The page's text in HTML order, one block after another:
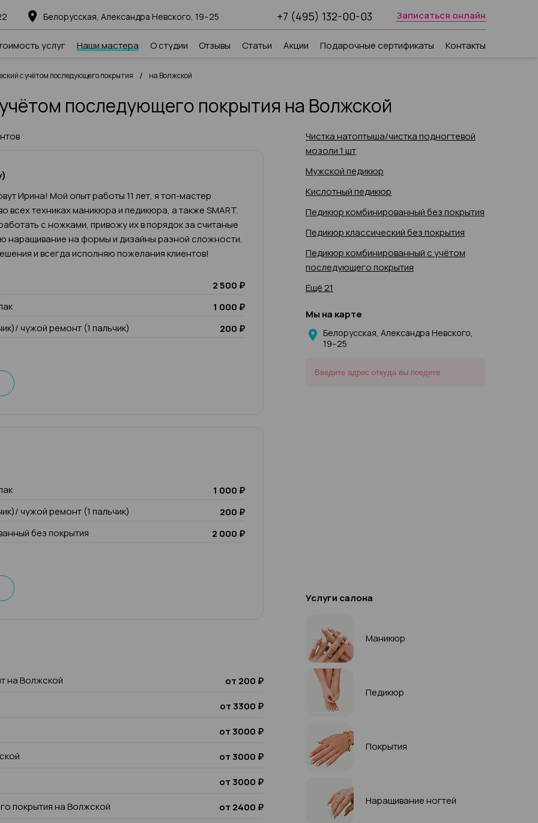
Белорусская, Александра Невского, 19–25 +7 (495) 132-00-03 Записаться онлайн
услуг Наши мастера О студии Отзывы Статьи Акции Подарочные сертификаты Контакты
с учётом последующего покрытия / на Волжской
последующего покрытия на Волжской
Ирина! Мой опыт работы 11 лет, я топ-мастер
всех техниках маникюра и педикюра, а также SMART.
с ножками, привожу их в порядок за считаные
наращивание на формы и дизайны разной сложности.
и всегда исполняю пожелания клиентов!
2 500 ₽
1 000 ₽
чужой ремонт (1 пальчик)
200 ₽
1 000 ₽
чужой ремонт (1 пальчик)
200 ₽
без покрытия
2 000 ₽
на Волжской
от 200 ₽
от 3300 ₽
от 3000 ₽
от 3000 ₽
от 3000 ₽
покрытия на Волжской
от 2400 ₽
Чистка натоптыша/чистка подногтевой
мозоли 1 шт
Мужской педикюр
Кислотный педикюр
Педикюр комбинированный без покрытия
Педикюр классический без покрытия
Педикюр комбинированный с учётом
последующего покрытия
Ещё 21
Мы на карте
Белорусская, Александра Невского,
19–25
Услуги салона
Маникюр
Педикюр
Покрытия
Наращивание ногтей